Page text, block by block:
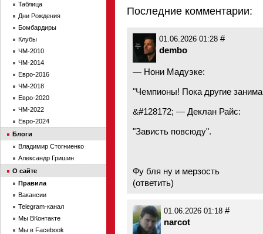
Последние комментарии:
01.06.2026 01:28 #
dembo
— Нони Мадуэке:
"Чемпионы! Пока другие
&#128172; — Деклан Райс:
"Зависть повсюду".
Фу бля ну и мерзость
(ответить)
01.06.2026 01:18 #
narcot
Таблица
Дни Рождения
Бомбардиры
Клубы
ЧМ-2010
ЧМ-2014
Евро-2016
ЧМ-2018
Евро-2020
ЧМ-2022
Евро-2024
Блоги
Владимир Стогниенко
Александр Гришин
О сайте
Правила
Вакансии
Telegram-канал
Мы ВКонтакте
Мы в Facebook